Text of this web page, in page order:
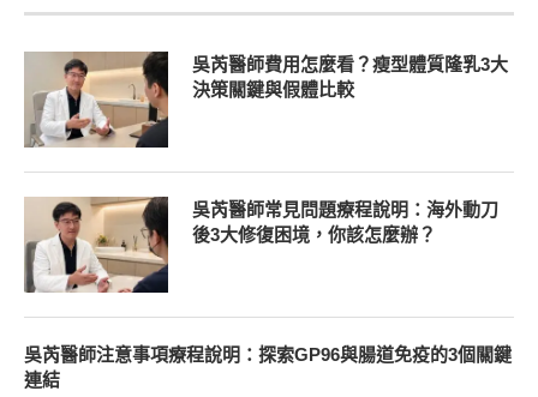
吳芮醫師費用怎麼看？瘦型體質隆乳3大
決策關鍵與假體比較
吳芮醫師常見問題療程說明：海外動刀
後3大修復困境，你該怎麼辦？
吳芮醫師注意事項療程說明：探索GP96與腸道免疫的3個關鍵
連結